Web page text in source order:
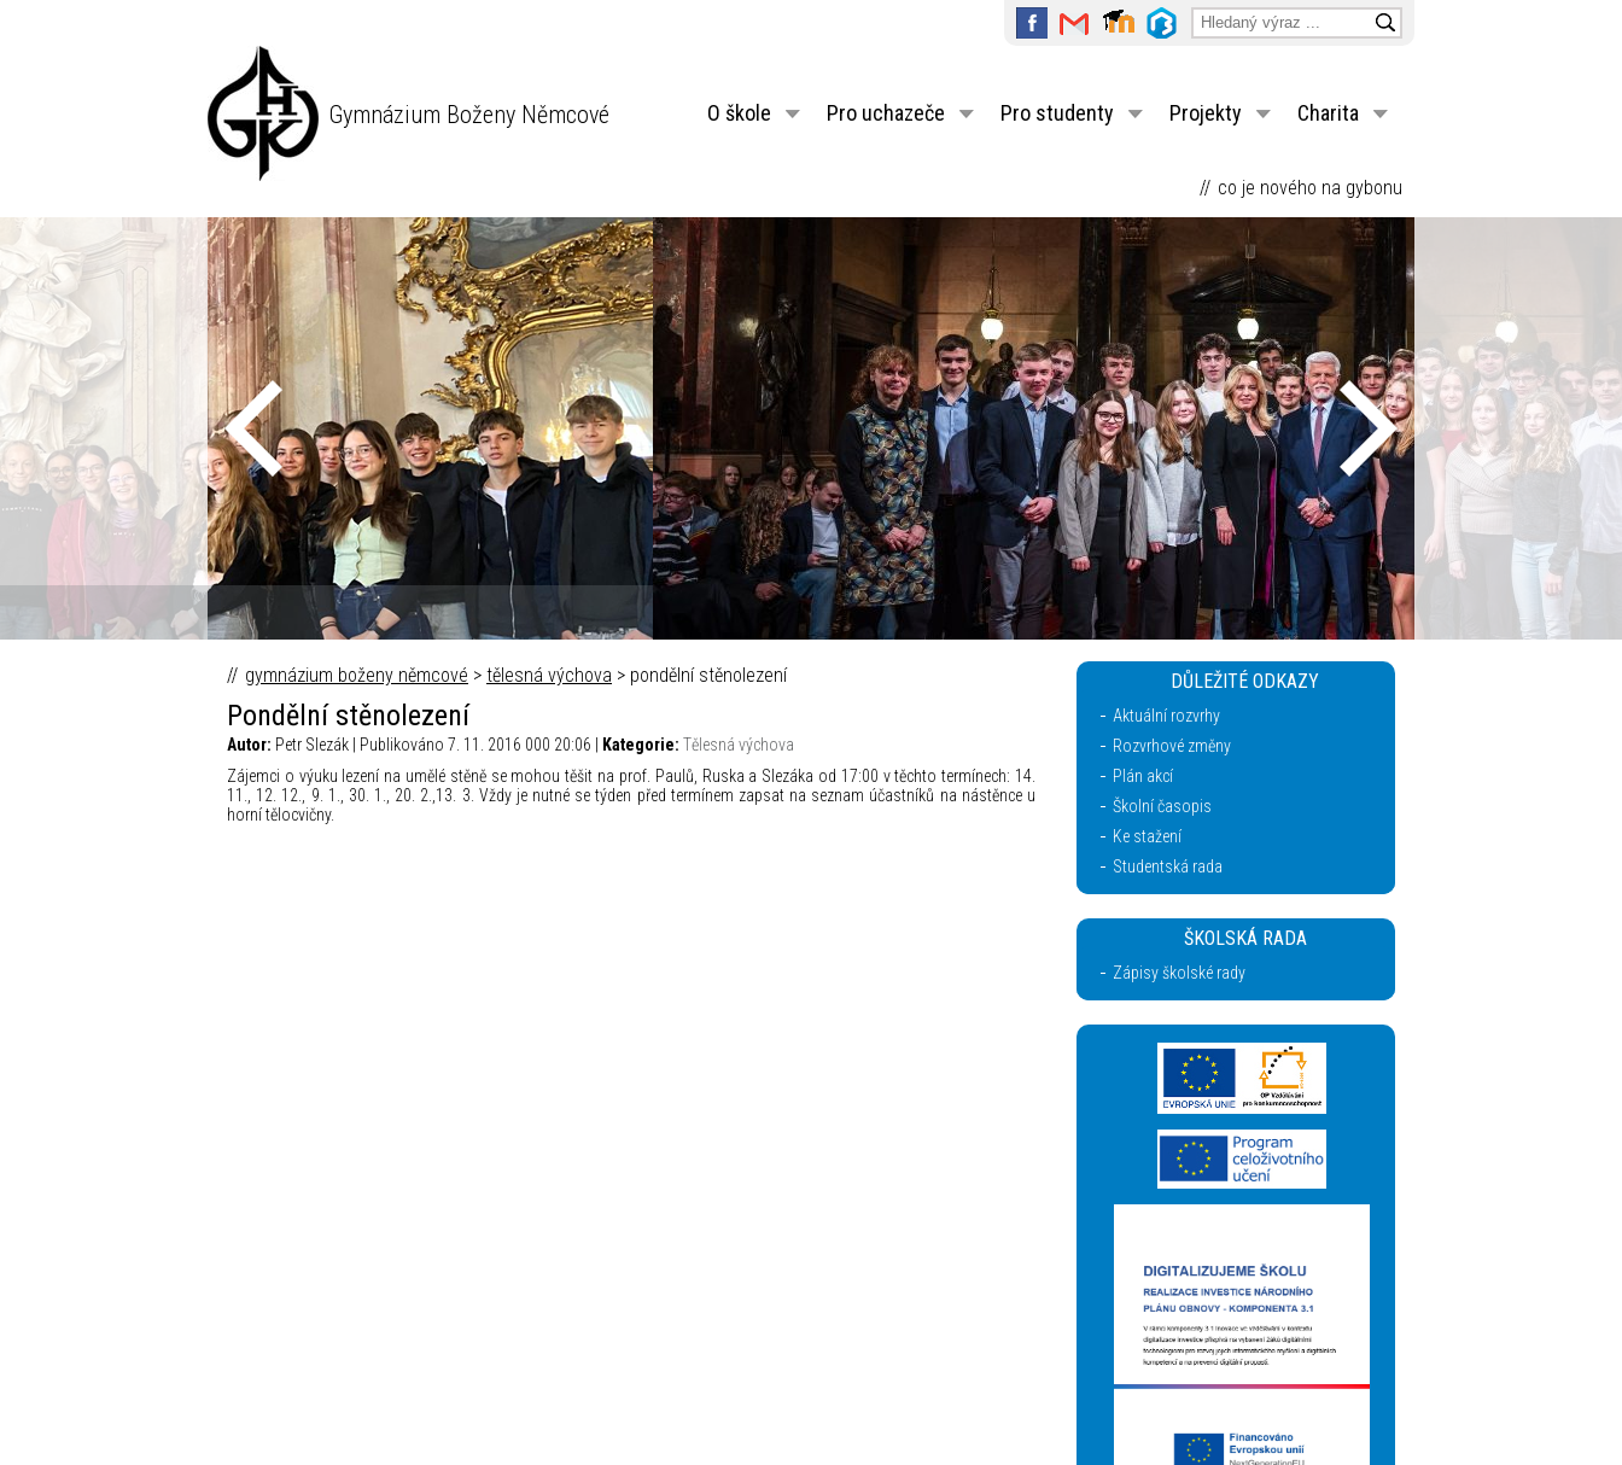
Gymnázium Boženy Němcové O škole Pro uchazeče Pro studenty Projekty Charita
co je nového na gybonu
gymnázium boženy němcové > tělesná výchova > pondělní stěnolezení
Pondělní stěnolezení
Autor: Petr Slezák | Publikováno 7. 11. 2016 000 20:06 | Kategorie: Tělesná výchova
Zájemci o výuku lezení na umělé stěně se mohou těšit na prof. Paulů, Ruska a Slezáka od 17:00 v těchto termínech: 14.
11., 12. 12., 9. 1., 30. 1., 20. 2.,13. 3. Vždy je nutné se týden před termínem zapsat na seznam účastníků na nástěnce u
horní tělocvičny.
DŮLEŽITÉ ODKAZY
Aktuální rozvrhy
Rozvrhové změny
Plán akcí
Školní časopis
Ke stažení
Studentská rada
ŠKOLSKÁ RADA
Zápisy školské rady